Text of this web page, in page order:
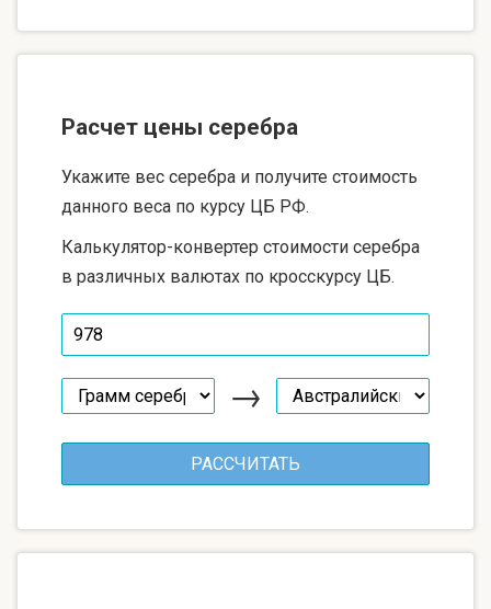
Расчет цены серебра
Укажите вес серебра и получите стоимость
данного веса по курсу ЦБ РФ.
Калькулятор-конвертер стоимости серебра
в различных валютах по кросскурсу ЦБ.
→